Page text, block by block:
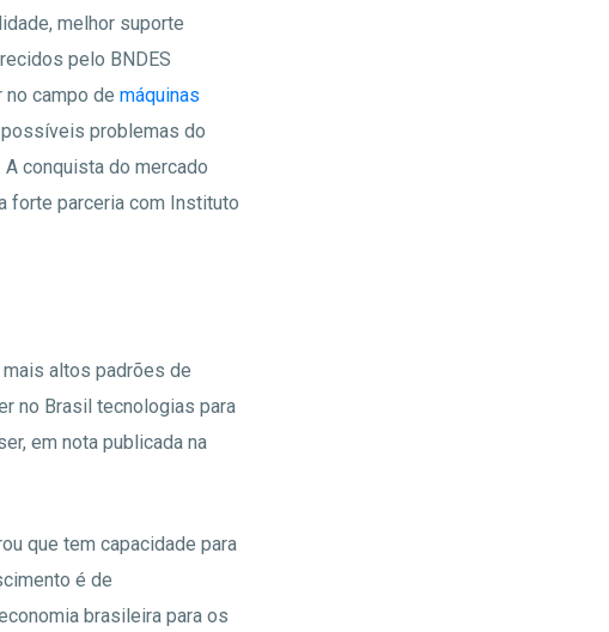
melhor suporte
pelo BNDES
no campo de máquinas
problemas do
conquista do mercado
forte parceria com Instituto
altos padrões de
no Brasil tecnologias para
em nota publicada na
que tem capacidade para
é de
brasileira para os